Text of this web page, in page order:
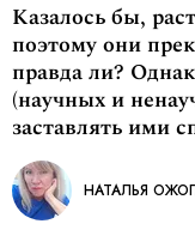
Казалось бы,
поэтому они
правда ли?
(научных и
заставлять ими
НАТАЛЬЯ